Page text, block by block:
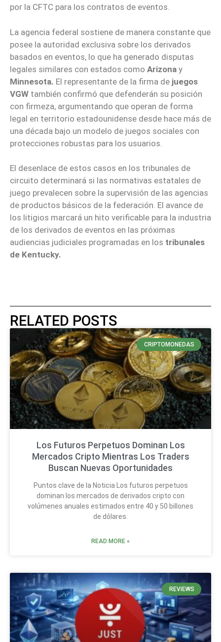
por la CFTC para los contratos de eventos.
La agencia federal sostiene de manera constante que
posee la autoridad exclusiva sobre los derivados
basados en eventos, lo que ha generado disputas
legales similares con estados como Arizona y
Minnesota. El representante de la firma de juegos
VGW también confirmó que defenderán su posición
con firmeza, argumentando que operan de forma
legal en territorio estadounidense desde hace más de
una década bajo un modelo de juegos sociales con
protecciones robustas para los usuarios.
El desenlace de estos casos en los tribunales de
circuito determinará si las normativas estatales de
juego prevalecen sobre la supervisión de las agencias
de productos básicos de la federación. El avance de
los litigios marcará un hito verificable para la industria
de los derivados de eventos en las próximas
audiencias judiciales programadas en los tribunales
de Kentucky.
RELATED POSTS
CRIPTOMONEDAS
Los Futuros Perpetuos Dominan Los
Mercados Cripto Mientras Los Traders
Buscan Nuevas Oportunidades
Puntos clave de la Noticia Los futuros perpetuos
dominan los mercados de derivados cripto con
volúmenes anuales estimados entre 40 y 50 billones
de dólares.
READ MORE »
REVIEWS